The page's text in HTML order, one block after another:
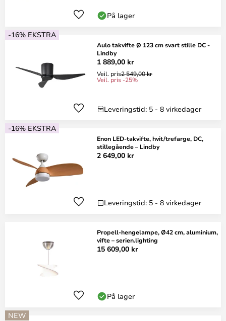
På lager
-16% EKSTRA
Aulo takvifte Ø 123 cm svart stille DC -
Lindby
1 889,00 kr
Veil. pris2 549,00 kr
Veil. pris -25%
Leveringstid: 5 - 8 virkedager
-16% EKSTRA
Enon LED-takvifte, hvit/trefarge, DC,
stillegående – Lindby
2 649,00 kr
Leveringstid: 5 - 8 virkedager
Propell-hengelampe, Ø42 cm, aluminium,
vifte – serien.lighting
15 609,00 kr
På lager
NEW